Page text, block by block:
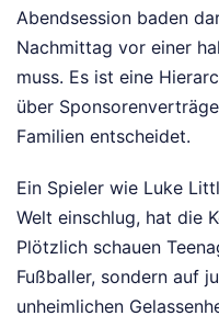
Abendsession baden
Nachmittag vor einer
muss. Es ist eine
über
Familien entscheidet.
Ein Spieler wie Luke
Welt einschlug, hat die
Plötzlich schauen
Fußballer, sondern auf
unheimlichen